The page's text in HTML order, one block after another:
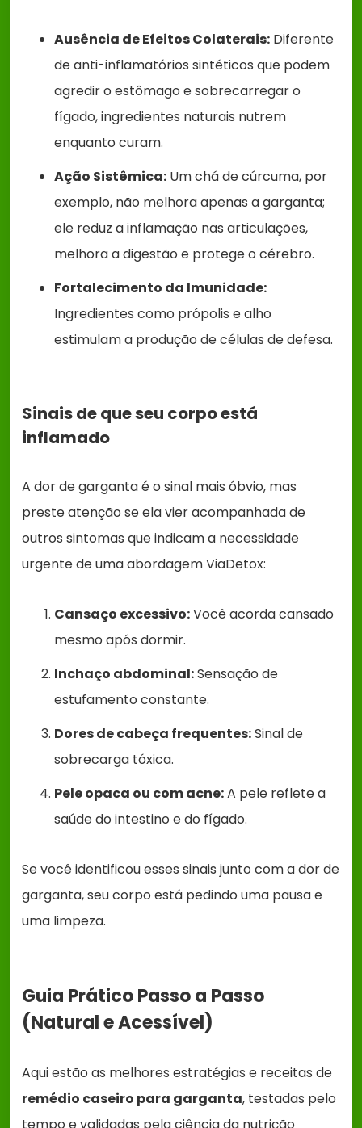
Ausência de Efeitos Colaterais: Diferente
de anti-inflamatórios sintéticos que podem
agredir o estômago e sobrecarregar o
fígado, ingredientes naturais nutrem
enquanto curam.
Ação Sistêmica: Um chá de cúrcuma, por
exemplo, não melhora apenas a garganta;
ele reduz a inflamação nas articulações,
melhora a digestão e protege o cérebro.
Fortalecimento da Imunidade:
Ingredientes como própolis e alho
estimulam a produção de células de defesa.
Sinais de que seu corpo está
inflamado
A dor de garganta é o sinal mais óbvio, mas
preste atenção se ela vier acompanhada de
outros sintomas que indicam a necessidade
urgente de uma abordagem ViaDetox:
Cansaço excessivo:Você acorda cansado
mesmo após dormir.
Inchaço abdominal:Sensação de
estufamento constante.
Dores de cabeça frequentes:Sinal de
sobrecarga tóxica.
Pele opaca ou com acne:A pele reflete a
saúde do intestino e do fígado.
Se você identificou esses sinais junto com a dor de
garganta, seu corpo está pedindo uma pausa e
uma limpeza.
Guia Prático Passo a Passo
(Natural e Acessível)
Aqui estão as melhores estratégias e receitas de
remédio caseiro para garganta, testadas pelo